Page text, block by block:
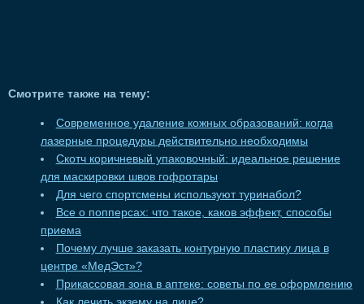
Смотрите также на тему:
Современное удаление кожных образований: когда
лазерные процедуры действительно необходимы
Скотч коричневый упаковочный: идеальное решение
для маскировки швов гофротары
Для чего спортсмены используют туринабол?
Все о попперсах: что такое, каков эффект, способы
приема
Почему лучше заказать контурную пластику лица в
центре «МедЭст»?
Прикассовая зона в аптеке: советы по ее оформлению